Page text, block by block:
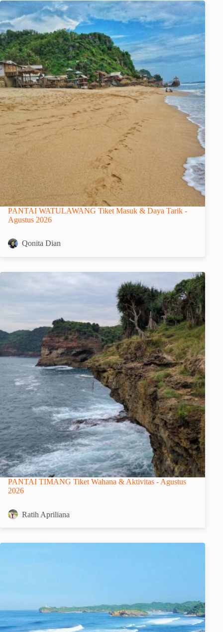
PANTAI WATULAWANG Tiket Masuk & Daya Tarik -
Agustus 2026
Qonita Dian
PANTAI TIMANG Tiket Wahana & Aktivitas - Agustus
2026
Ratih Apriliana